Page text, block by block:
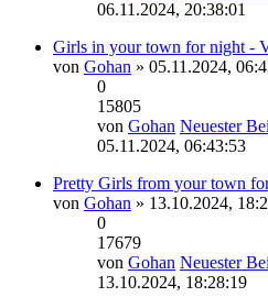
06.11.2024, 20:38:01
Girls in your town for night -
von Gohan » 05.11.2024,
0
15805
von Gohan Neuester
05.11.2024, 06:43:53
Pretty Girls from your town
von Gohan » 13.10.2024,
0
17679
von Gohan Neuester
13.10.2024, 18:28:19